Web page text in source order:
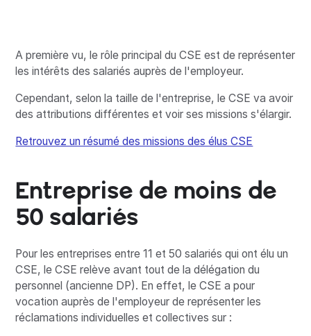
A première vu, le rôle principal du CSE est de représenter
les intérêts des salariés auprès de l'employeur.
Cependant, selon la taille de l'entreprise, le CSE va avoir
des attributions différentes et voir ses missions s'élargir.
Retrouvez un résumé des missions des élus CSE
Entreprise de moins de
50 salariés
Pour les entreprises entre 11 et 50 salariés qui ont élu un
CSE, le CSE relève avant tout de la délégation du
personnel (ancienne DP). En effet, le CSE a pour
vocation auprès de l'employeur de représenter les
réclamations individuelles et collectives sur :